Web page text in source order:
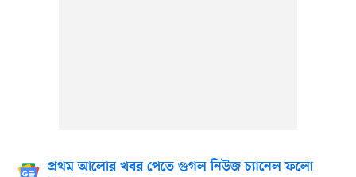
প্রথম আলোর খবর পেতে গুগল নিউজ চ্যানেল ফলো